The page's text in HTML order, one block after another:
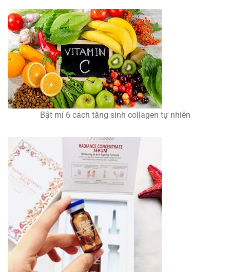
Bật mí 6 cách tăng sinh collagen tự nhiên